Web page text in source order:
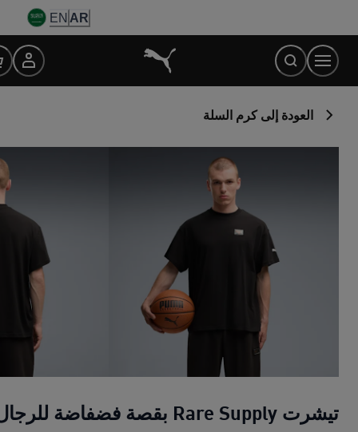
Content
AR
EN
العودة إلى كرم السلة
تيشرت Rare Supply بقصة فضفاضة للرجال